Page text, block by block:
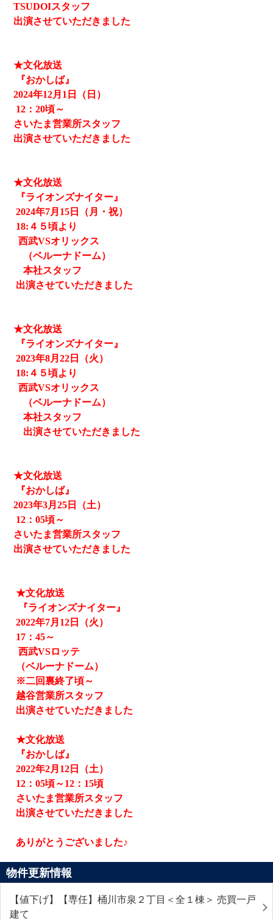
TSUDOIスタッフ
出演させていただきました
★文化放送
『おかしば』
2024年12月1日（日）
12 ：20頃～
さいたま営業所スタッフ
出演させていただきました
★文化放送
『ライオンズナイター』
2024年7月15日（月・祝）
18:４５頃より
西武VSオリックス
（ベルーナドーム）
本社スタッフ
出演させていただきました
★文化放送
『ライオンズナイター』
2023年8月22日（火）
18:４５頃より
西武VSオリックス
（ベルーナドーム）
本社スタッフ
出演させていただきました
★文化放送
『おかしば』
2023年3月25日（土）
12 ：05頃～
さいたま営業所スタッフ
出演させていただきました
★文化放送
『ライオンズナイター』
2022年7月 12 日（火）
17 ：45～
西武VSロッテ
（ベルーナドーム）
※二回裏終了頃～
越谷営業所スタッフ
出演させていただきました
★文化放送
『おかしば』
2022年2月 12 日（土）
12 ：05頃～12 ： 15頃
さいたま営業所スタッフ
出演させていただきました
ありがとうございました♪
物件更新情報
【値下げ】【専任】桶川市泉２丁目＜全１棟＞ 売買一戸
建て